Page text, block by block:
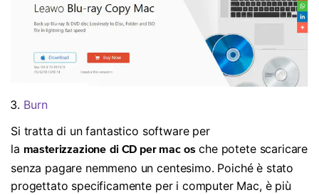
Burn
Si tratta di un fantastico software per
la masterizzazione di CD per mac os che potete scaricare
senza pagare nemmeno un centesimo. Poiché è stato
progettato specificamente per i computer Mac, è più